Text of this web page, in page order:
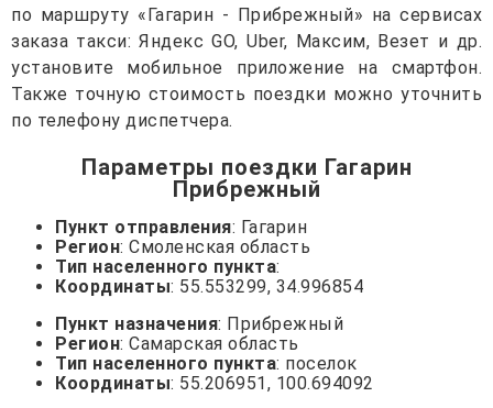
по маршруту «Гагарин - Прибрежный» на сервисах
заказа такси: Яндекс GO, Uber, Максим, Везет и др.
установите мобильное приложение на смартфон.
Также точную стоимость поездки можно уточнить
по телефону диспетчера.
Параметры поездки Гагарин
Прибрежный
Пункт отправления: Гагарин
Регион: Смоленская область
Тип населенного пункта:
Координаты: 55.553299, 34.996854
Пункт назначения: Прибрежный
Регион: Самарская область
Тип населенного пункта: поселок
Координаты: 55.206951, 100.694092